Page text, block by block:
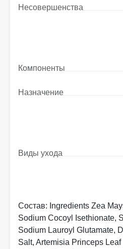
Несовершенства
Компоненты
Назначение
Виды ухода
Состав: Ingredients Zea
Sodium Cocoyl Isethionate,
Sodium Lauroyl Glutamate,
Salt, Artemisia Princeps